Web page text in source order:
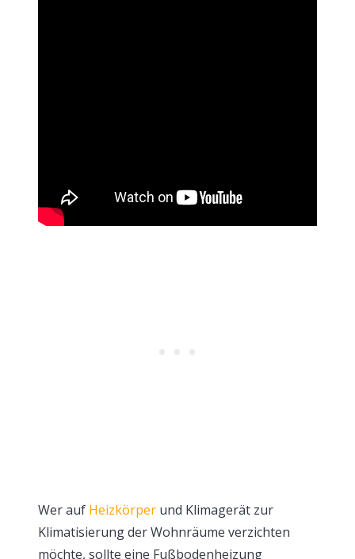
Wer auf Heizkörper und Klimagerät zur
Klimatisierung der Wohnräume verzichten
möchte, sollte eine Fußbodenheizung